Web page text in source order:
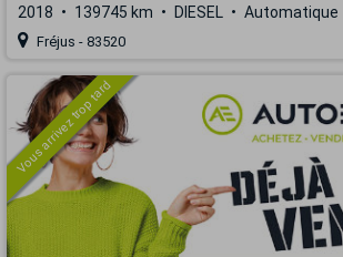
2018 139745 km DIESEL Automatique
Fréjus - 83520
Vous arrivez trop tard